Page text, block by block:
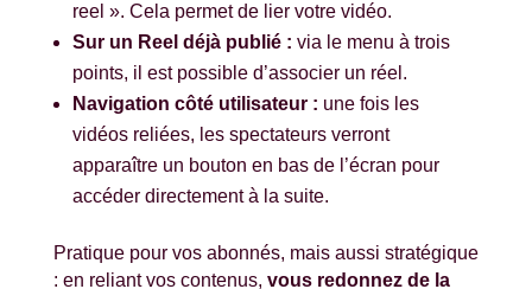
reel ». Cela permet de lier votre vidéo.
Sur un Reel déjà publié : via le menu à trois
points, il est possible d’associer un réel.
Navigation côté utilisateur : une fois les
vidéos reliées, les spectateurs verront
apparaître un bouton en bas de l’écran pour
accéder directement à la suite.
Pratique pour vos abonnés, mais aussi stratégique
: en reliant vos contenus, vous redonnez de la